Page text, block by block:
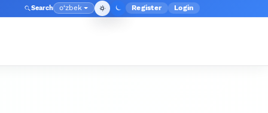
Search Language
o‘zbek Admin menyusi
Register Login